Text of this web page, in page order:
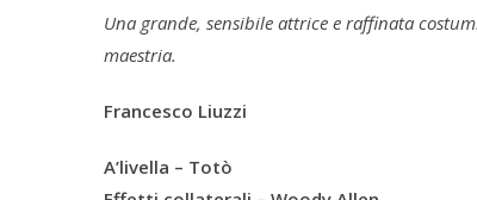
Una grande, sensibile attrice e raffinata
maestria.
Francesco Liuzzi
A’livella – Totò